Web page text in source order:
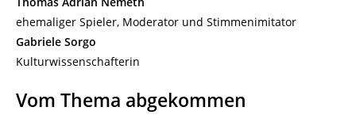
ehemaliger Spieler, Moderator und Stimmenimitator
Gabriele Sorgo
Kulturwissenschafterin
Vom Thema abgekommen